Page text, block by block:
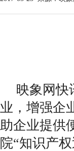
映象网快
业，增强企
助企业提供
院“知识产